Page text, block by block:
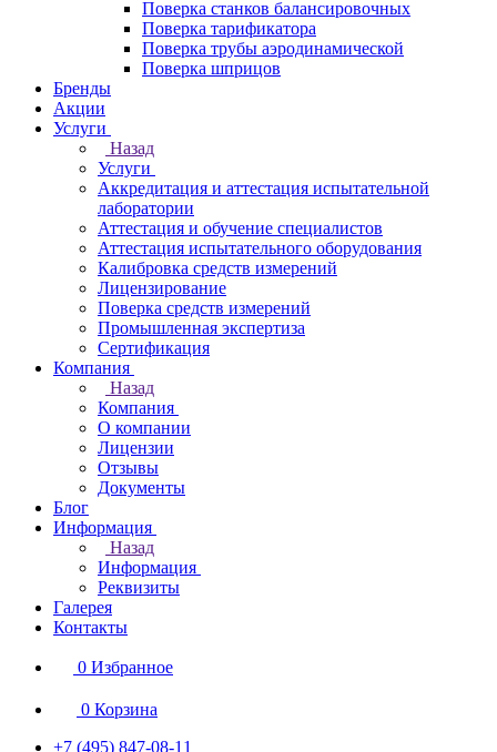
Поверка станков балансировочных
Поверка тарификатора
Поверка трубы аэродинамической
Поверка шприцов
Бренды
Акции
Услуги
Назад
Услуги
Аккредитация и аттестация испытательной
лаборатории
Аттестация и обучение специалистов
Аттестация испытательного оборудования
Калибровка средств измерений
Лицензирование
Поверка средств измерений
Промышленная экспертиза
Сертификация
Компания
Назад
Компания
О компании
Лицензии
Отзывы
Документы
Блог
Информация
Назад
Информация
Реквизиты
Галерея
Контакты
0 Избранное
0 Корзина
+7 (495) 847-08-11